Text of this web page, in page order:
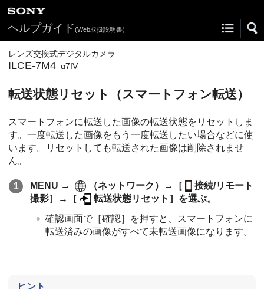
ヘルプガイド(Web取扱説明書)
レンズ交換式デジタルカメラ
ILCE-7M4 α7IV
転送状態リセット （スマートフォン転送）
スマートフォンに転送した画像の転送状態をリセットしま
す。一度転送した画像をもう一度転送したい場合などに使
います。リセットしても転送された画像は削除されませ
ん。
MENU → （ネットワーク ）→ ［
接続/リモート
撮影］
→ ［ 転送状態リセット］ を選ぶ。
確認画面で ［確認］
を押すと、スマートフォンに
転送済みの画像がすべて未転送画像になります。
ヒント